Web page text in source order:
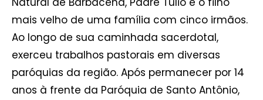
mais velho de uma família com cinco irmãos.
Ao longo de sua caminhada sacerdotal,
exerceu trabalhos pastorais em diversas
paróquias da região. Após permanecer por 14
anos à frente da Paróquia de Santo Antônio,